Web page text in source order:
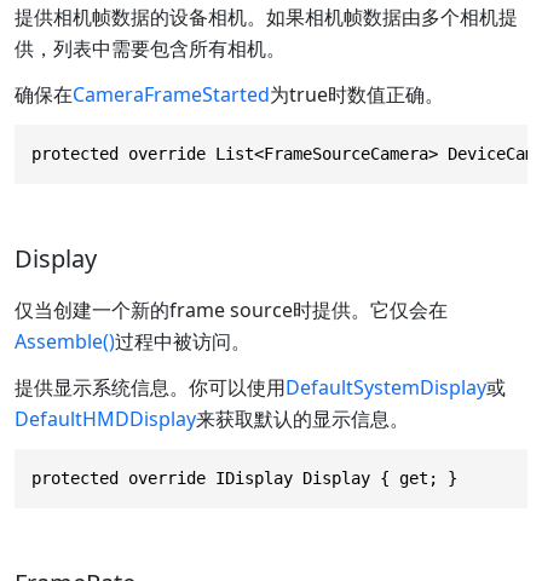
提供相机帧数据的设备相机。如果相机帧数据由多个相机提
供，列表中需要包含所有相机。
确保在CameraFrameStarted为true时数值正确。
protected override List<FrameSourceCamera>
Display
仅当创建一个新的frame source时提供。它仅会在
Assemble()过程中被访问。
提供显示系统信息。你可以使用DefaultSystemDisplay或
DefaultHMDDisplay来获取默认的显示信息。
protected override IDisplay Display { get; }